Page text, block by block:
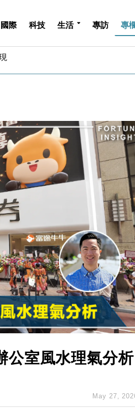
國際 科技 生活 專訪 專
新高
萬元
美元
新高
公室風水理氣分析
May 27,